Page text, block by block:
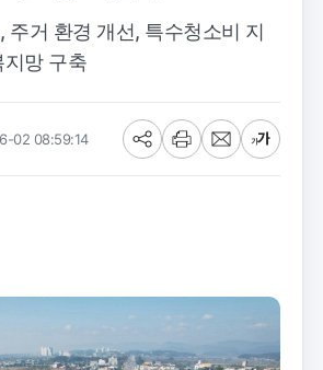
주거 환경 개선, 특수청소비 지
지망 구축
02 08:59:14
공
유
프
린
메
일
글
씨